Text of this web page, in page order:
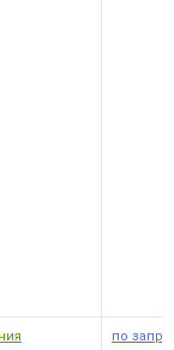
по